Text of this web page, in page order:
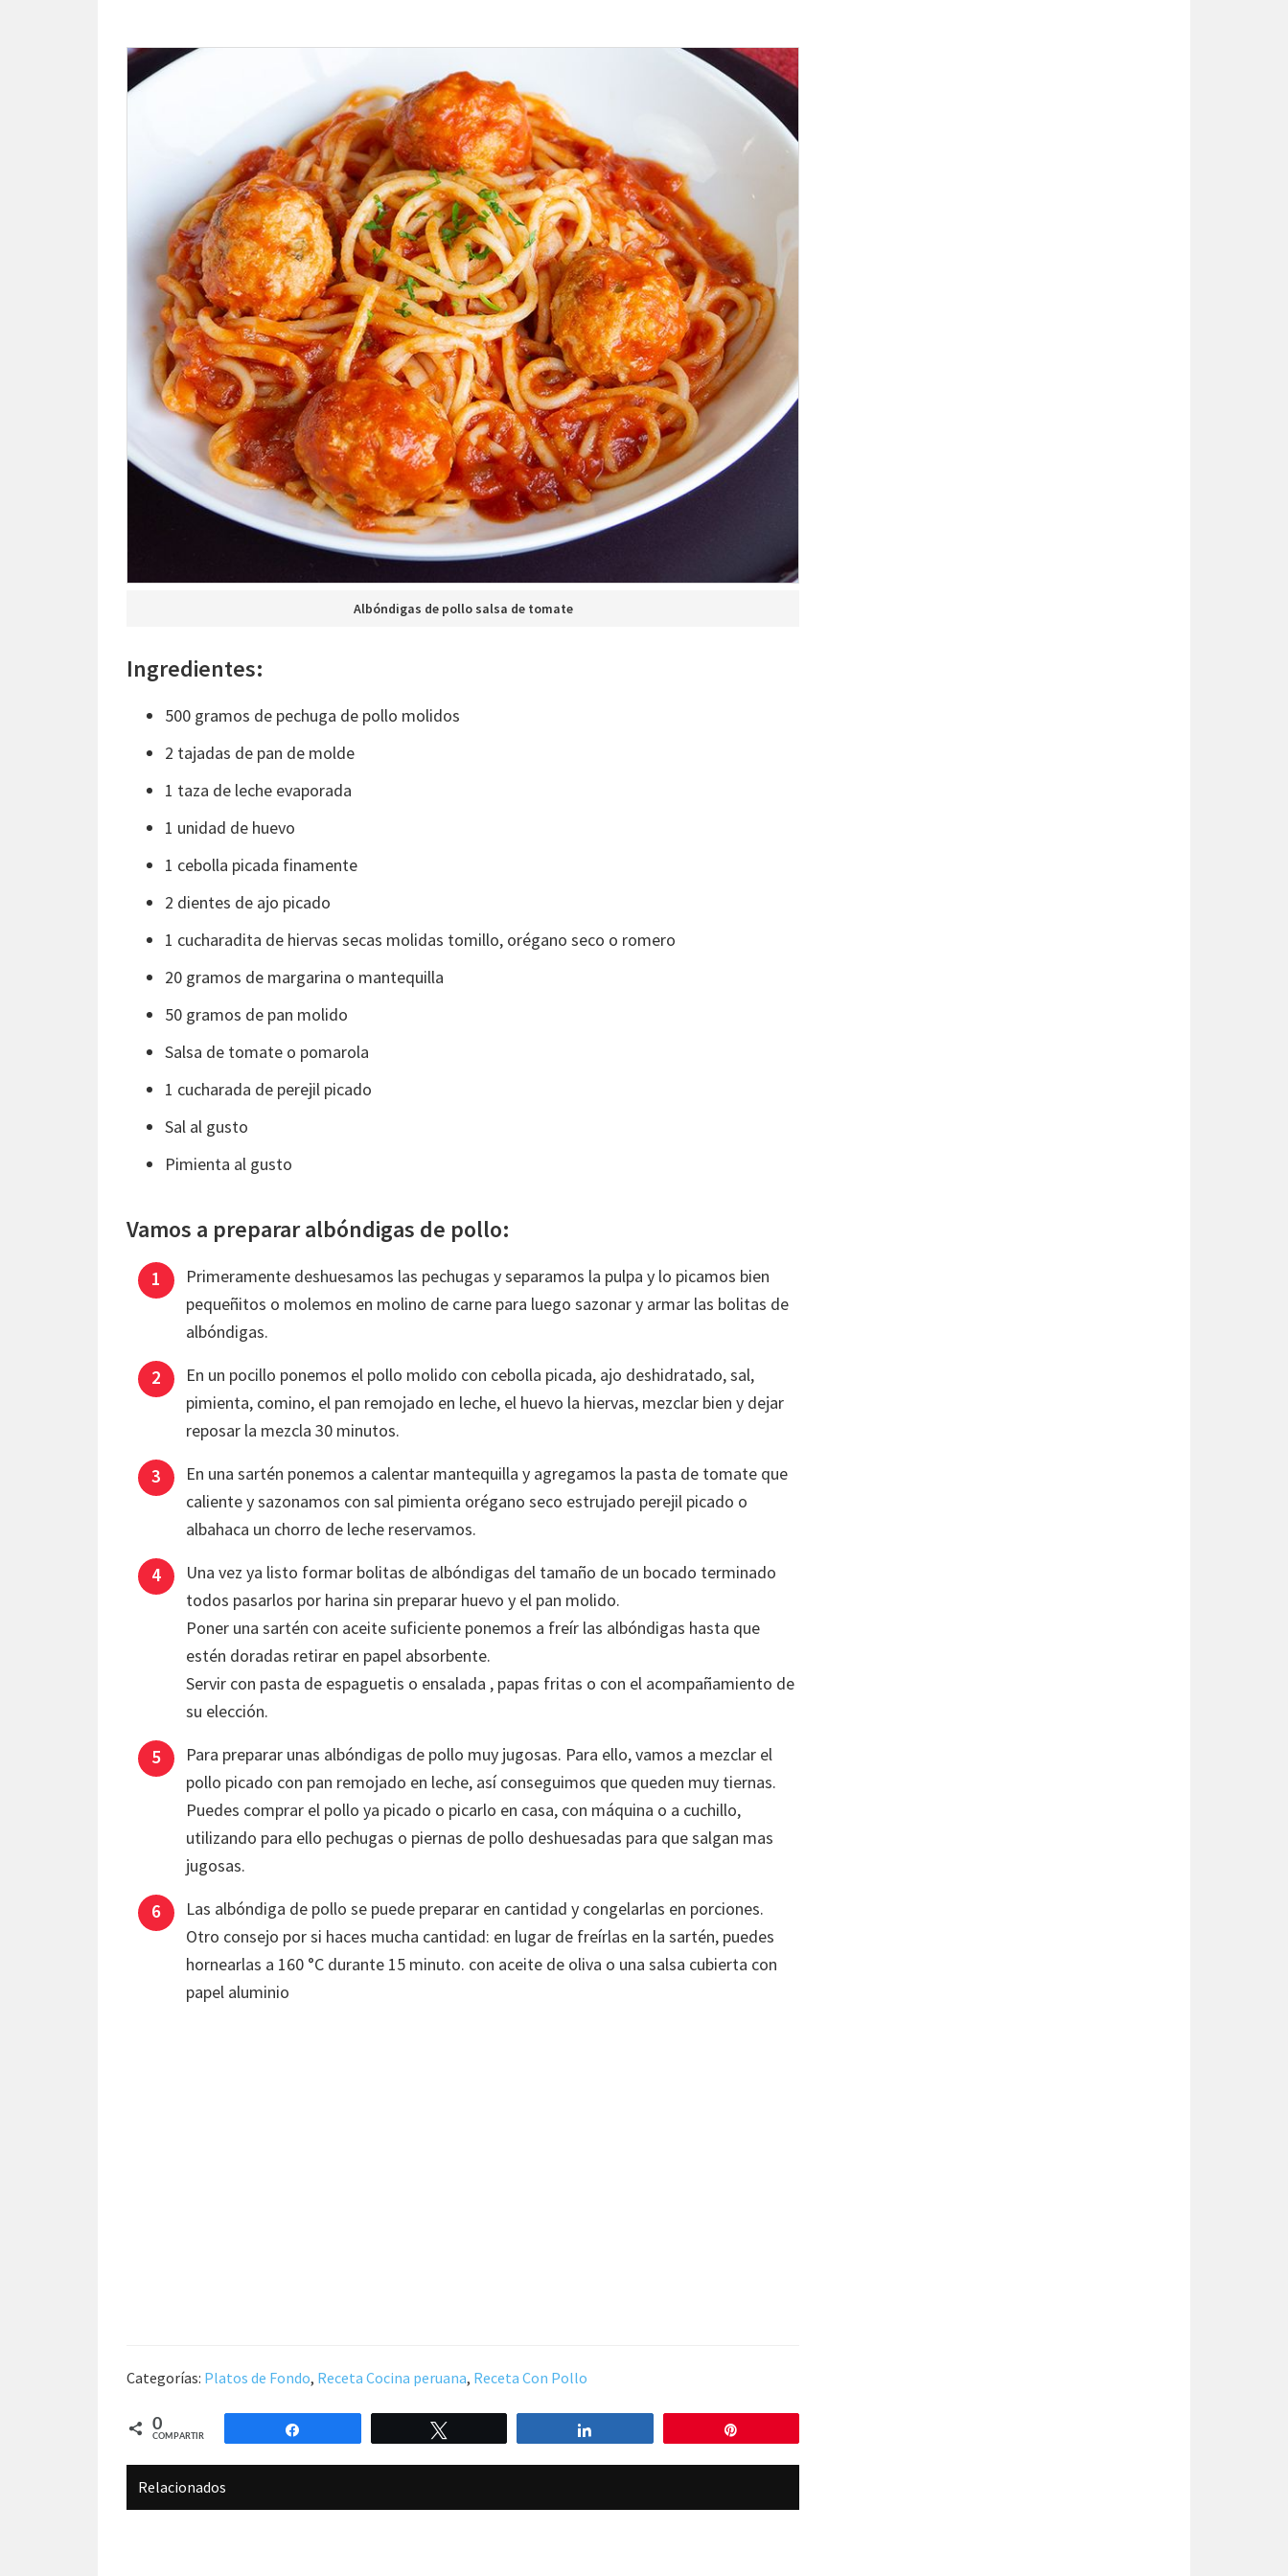
Albóndigas de pollo salsa de tomate
Ingredientes:
500 gramos de pechuga de pollo molidos
2 tajadas de pan de molde
1 taza de leche evaporada
1 unidad de huevo
1 cebolla picada finamente
2 dientes de ajo picado
1 cucharadita de hiervas secas molidas tomillo, orégano seco o romero
20 gramos de margarina o mantequilla
50 gramos de pan molido
Salsa de tomate o pomarola
1 cucharada de perejil picado
Sal al gusto
Pimienta al gusto
Vamos a preparar albóndigas de pollo:
Primeramente deshuesamos las pechugas y separamos la pulpa y lo picamos bien
pequeñitos o molemos en molino de carne para luego sazonar y armar las bolitas de
albóndigas.
En un pocillo ponemos el pollo molido con cebolla picada, ajo deshidratado, sal,
pimienta, comino, el pan remojado en leche, el huevo la hiervas, mezclar bien y dejar
reposar la mezcla 30 minutos.
En una sartén ponemos a calentar mantequilla y agregamos la pasta de tomate que
caliente y sazonamos con sal pimienta orégano seco estrujado perejil picado o
albahaca un chorro de leche reservamos.
Una vez ya listo formar bolitas de albóndigas del tamaño de un bocado terminado
todos pasarlos por harina sin preparar huevo y el pan molido.
Poner una sartén con aceite suficiente ponemos a freír las albóndigas hasta que
estén doradas retirar en papel absorbente.
Servir con pasta de espaguetis o ensalada , papas fritas o con el acompañamiento de
su elección.
Para preparar unas albóndigas de pollo muy jugosas. Para ello, vamos a mezclar el
pollo picado con pan remojado en leche, así conseguimos que queden muy tiernas.
Puedes comprar el pollo ya picado o picarlo en casa, con máquina o a cuchillo,
utilizando para ello pechugas o piernas de pollo deshuesadas para que salgan mas
jugosas.
Las albóndiga de pollo se puede preparar en cantidad y congelarlas en porciones.
Otro consejo por si haces mucha cantidad: en lugar de freírlas en la sartén, puedes
hornearlas a 160 °C durante 15 minuto. con aceite de oliva o una salsa cubierta con
papel aluminio
Categorías: Platos de Fondo, Receta Cocina peruana, Receta Con Pollo
0
COMPARTIR
Relacionados